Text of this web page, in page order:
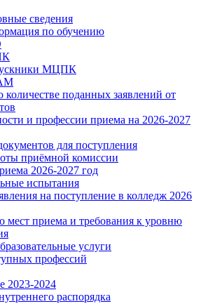
сведения
по обучению
МЦПК
количестве поданных заявлений от
и профессии приема на 2026-2027
для поступления
приёмной комиссии
2026-2027 год
испытания
на поступление в колледж 2026
мест приема и требования к уровню
услуги
профессий
2023-2024
распорядка